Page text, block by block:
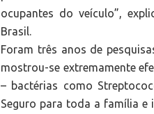
ocupantes do veículo”,
Brasil.
Foram três anos de
mostrou-se extremamente
– bactérias como
Seguro para toda a família e